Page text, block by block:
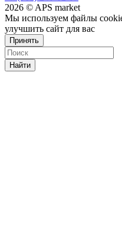
2026 © APS market
Мы используем файлы
улучшить сайт для вас
Принять
Найти